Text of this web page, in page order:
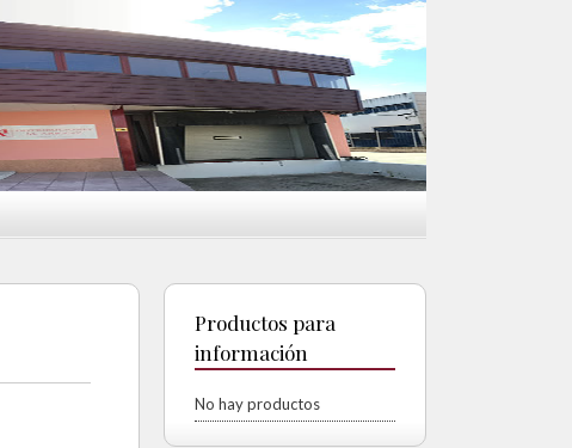
Productos para
información
No hay productos